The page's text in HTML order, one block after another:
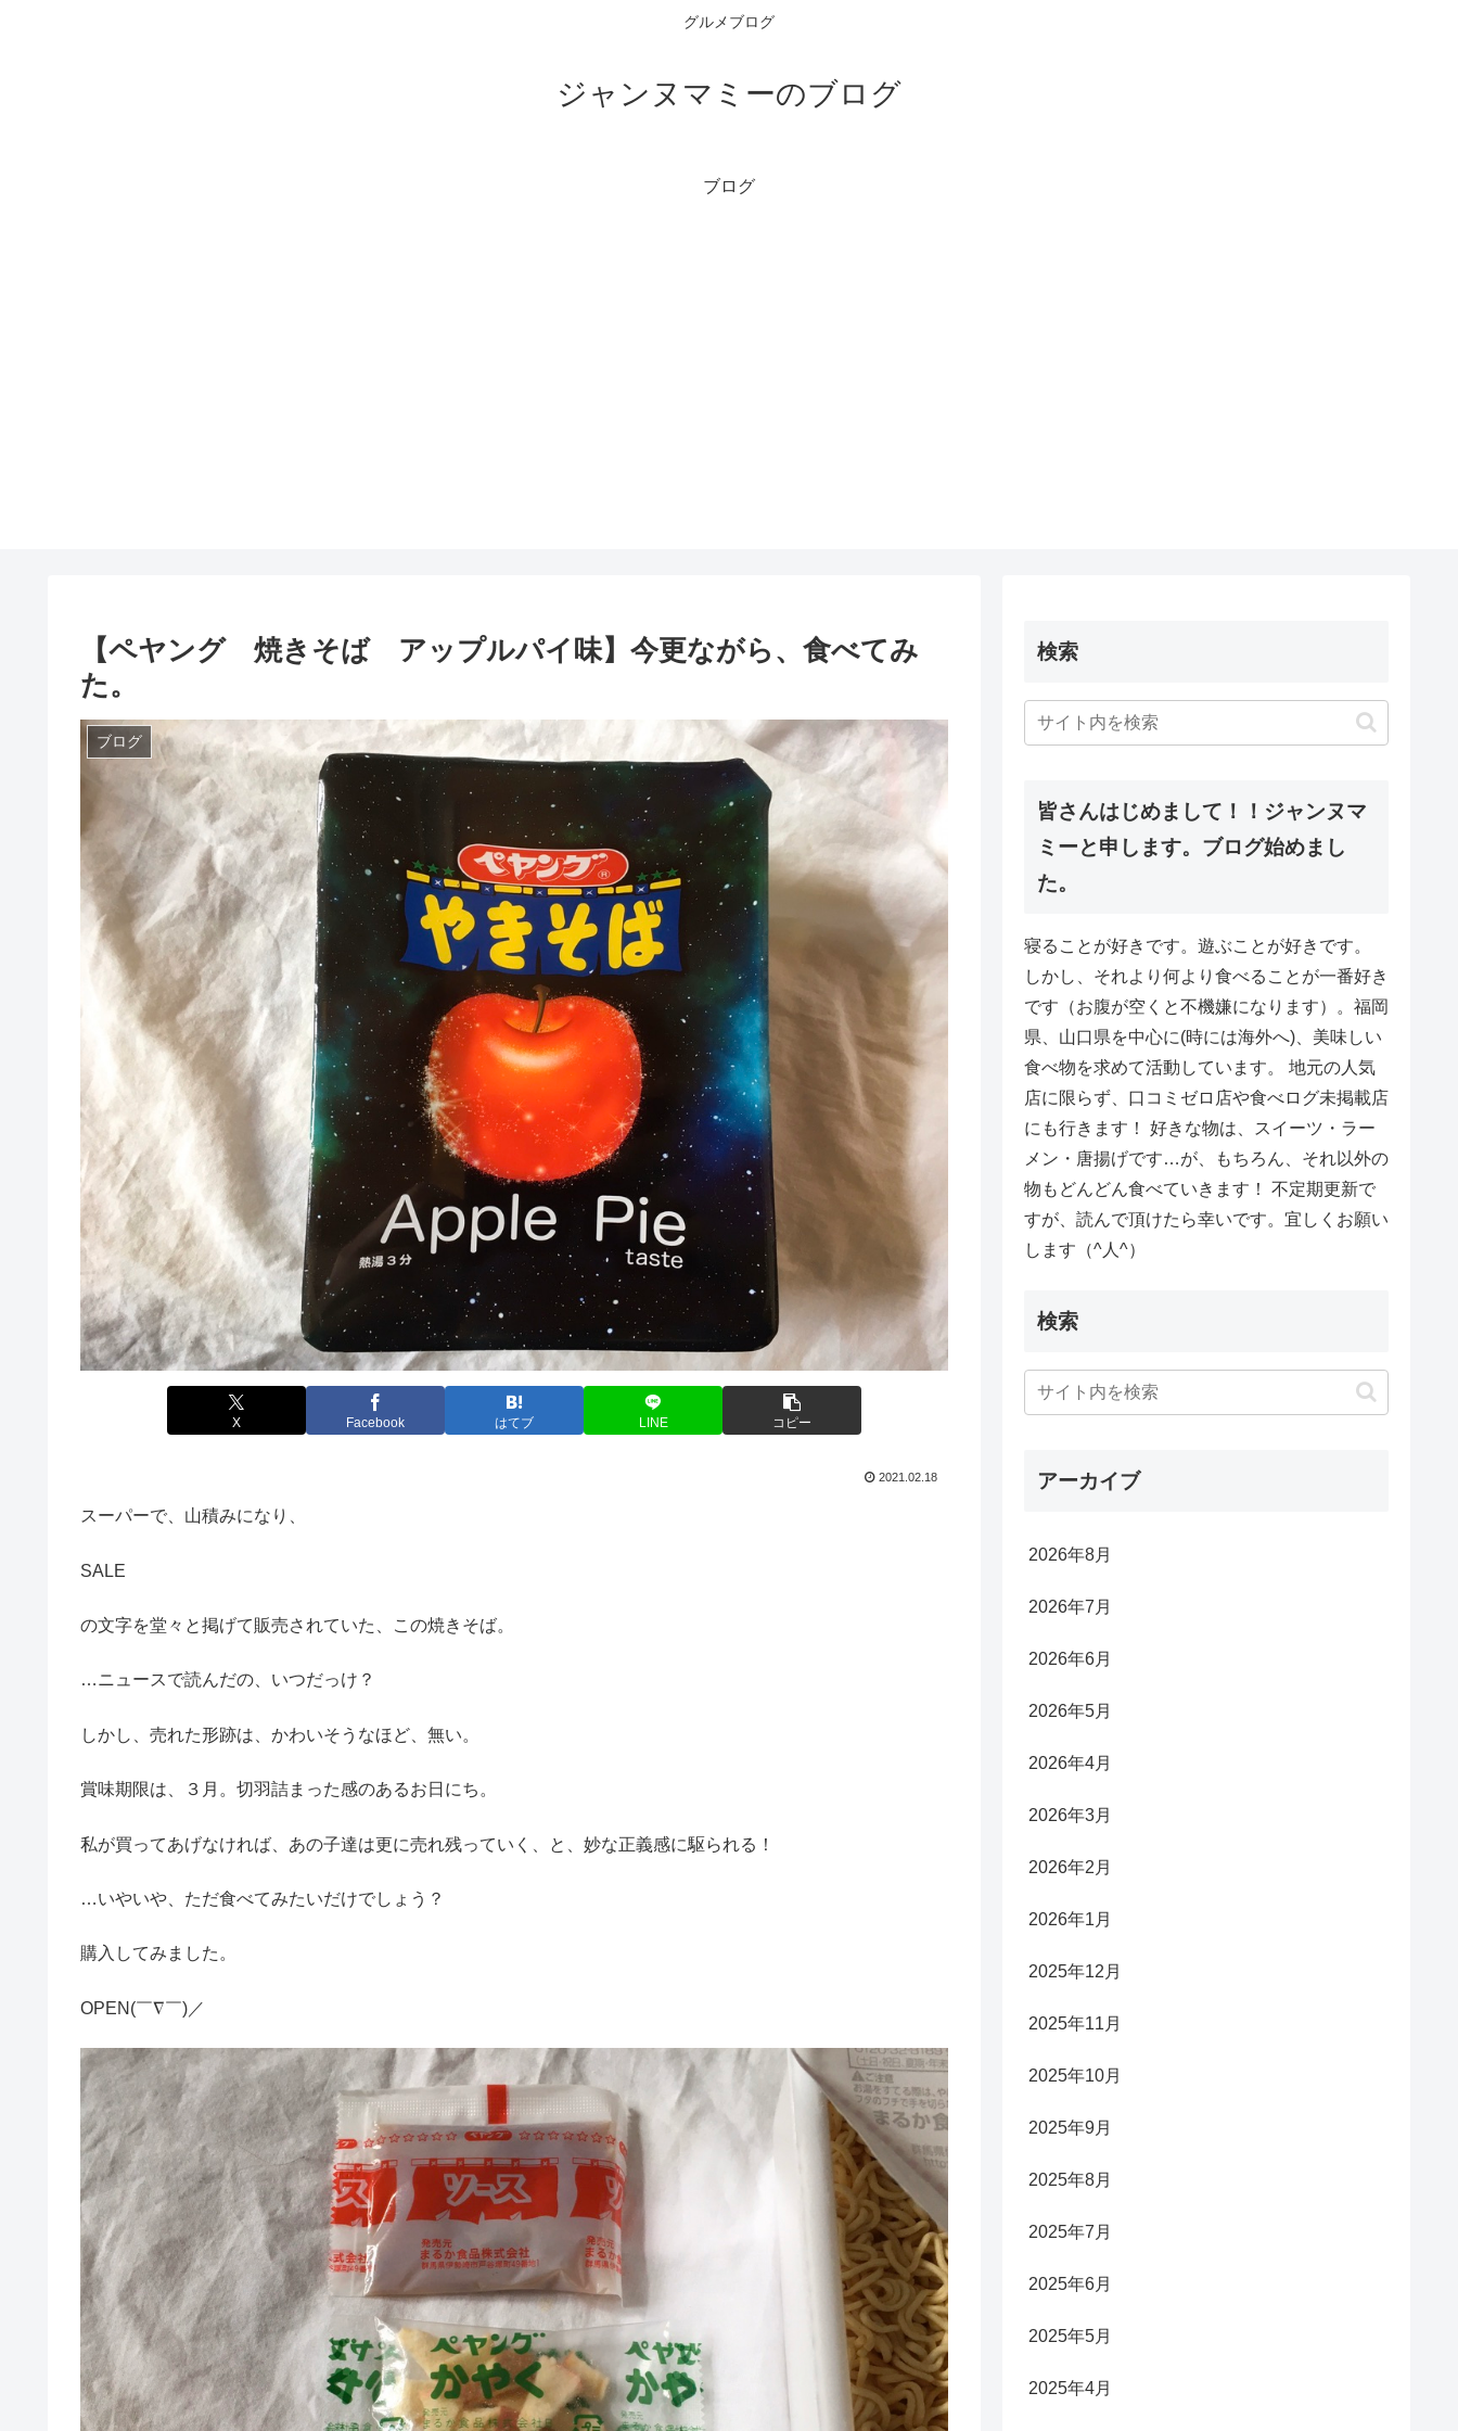
グルメブログ
ジャンヌマミーのブログ
ブログ
【ペヤング 焼きそば アップルパイ味】今更ながら、食べてみ
た。
ブログ
X Facebook はてブ LINE コピー
2021.02.18
スーパーで、山積みになり、
SALE
の文字を堂々と掲げて販売されていた、この焼きそば。
…ニュースで読んだの、いつだっけ？
しかし、売れた形跡は、かわいそうなほど、無い。
賞味期限は、３月。切羽詰まった感のあるお日にち。
私が買ってあげなければ、あの子達は更に売れ残っていく、と、妙な正義感に駆られる！
…いやいや、ただ食べてみたいだけでしょう？
購入してみました。
OPEN(￣∇￣)／
検索
皆さんはじめまして！！ジャンヌマ
ミーと申します。ブログ始めまし
た。
寝ることが好きです。遊ぶことが好きです。
しかし、それより何より食べることが一番好き
です（お腹が空くと不機嫌になります）。福岡
県、山口県を中心に(時には海外へ)、美味しい
食べ物を求めて活動しています。 地元の人気
店に限らず、口コミゼロ店や食べログ未掲載店
にも行きます！ 好きな物は、スイーツ・ラー
メン・唐揚げです…が、もちろん、それ以外の
物もどんどん食べていきます！ 不定期更新で
すが、読んで頂けたら幸いです。宜しくお願い
します（^人^）
検索
アーカイブ
2026年8月
2026年7月
2026年6月
2026年5月
2026年4月
2026年3月
2026年2月
2026年1月
2025年12月
2025年11月
2025年10月
2025年9月
2025年8月
2025年7月
2025年6月
2025年5月
2025年4月